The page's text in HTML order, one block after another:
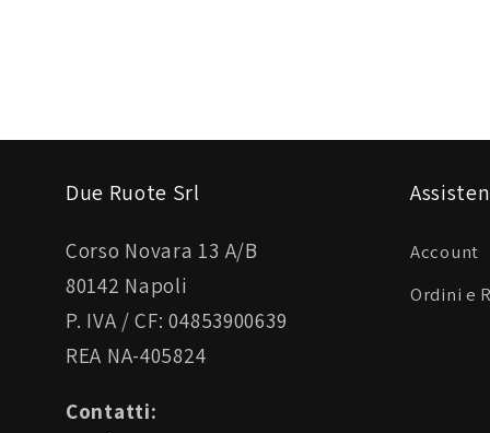
Due Ruote Srl
Corso Novara 13 A/B
80142 Napoli
P. IVA / CF: 04853900639
REA NA-405824
Contatti:
Account
Ordini e